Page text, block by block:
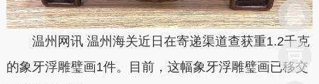
温州网讯 温州海关近日在寄递渠道查获重1.2千克
的象牙浮雕璧画1件。目前，这幅象牙浮雕璧画已移交